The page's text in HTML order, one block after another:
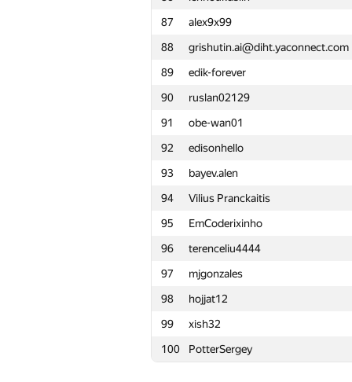
87
alex9x99
88
grishutin.ai@diht.yaconnect.com
89
edik-forever
90
ruslan02129
91
obe-wan01
92
edisonhello
93
bayev.alen
94
Vilius Pranckaitis
95
EmCoderixinho
96
terenceliu4444
97
mjgonzales
98
hojjat12
99
xish32
100
PotterSergey
64
Himanshu Jain
65
r3tsky
66
vapach
67
skaldfire
68
sasha mandrik
69
0x2207
70
poul1298
71
cki86201
72
sidorenkobor
73
shaunderoza
74
reijnUl
75
i.4llower
76
Андрей Куроптев
77
Денис Цьоменко